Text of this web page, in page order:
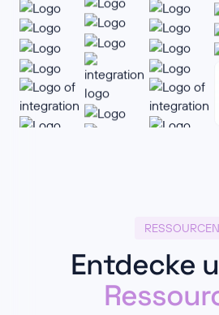
RESSOURCEN
Entdecke